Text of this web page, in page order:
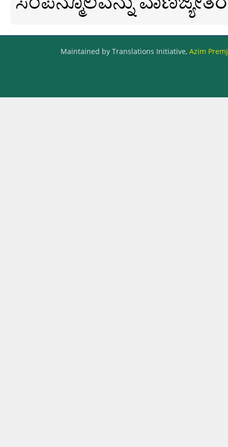
Maintained by Translations Initiative, Azim